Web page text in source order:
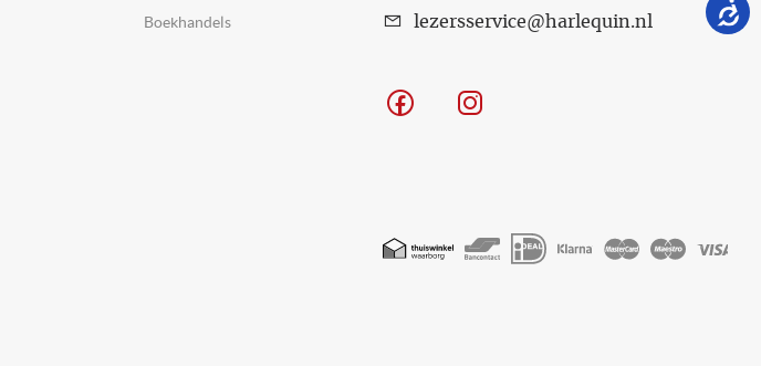
Boekhandels
lezersservice@harlequin.nl
Facebook
Geaccepteerde
betaalmethoden